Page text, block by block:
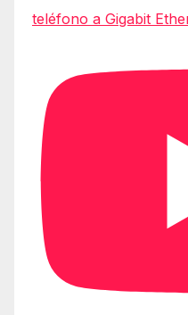
teléfono a Gigabit